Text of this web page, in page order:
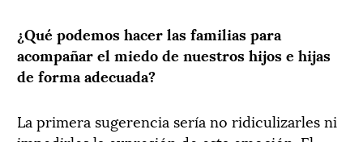
¿Qué podemos hacer las familias para
acompañar el miedo de nuestros hijos e hijas
de forma adecuada?
La primera sugerencia sería no ridiculizarles ni